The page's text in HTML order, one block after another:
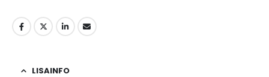
LISAINFO